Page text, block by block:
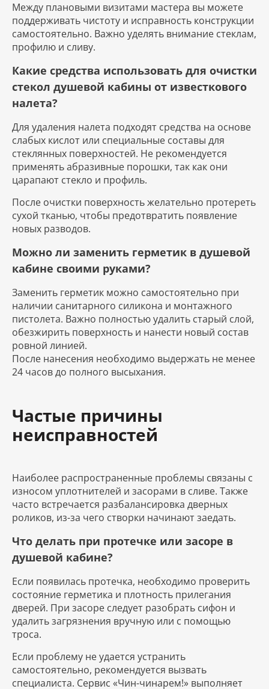
Между плановыми визитами мастера вы можете
поддерживать чистоту и исправность конструкции
самостоятельно. Важно уделять внимание стеклам,
профилю и сливу.
Какие средства использовать для очистки
стекол душевой кабины от известкового
налета?
Для удаления налета подходят средства на основе
слабых кислот или специальные составы для
стеклянных поверхностей. Не рекомендуется
применять абразивные порошки, так как они
царапают стекло и профиль.
После очистки поверхность желательно протереть
сухой тканью, чтобы предотвратить появление
новых разводов.
Можно ли заменить герметик в душевой
кабине своими руками?
Заменить герметик можно самостоятельно при
наличии санитарного силикона и монтажного
пистолета. Важно полностью удалить старый слой,
обезжирить поверхность и нанести новый состав
ровной линией.
После нанесения необходимо выдержать не менее
24 часов до полного высыхания.
Частые причины
неисправностей
Наиболее распространенные проблемы связаны с
износом уплотнителей и засорами в сливе. Также
часто встречается разбалансировка дверных
роликов, из-за чего створки начинают заедать.
Что делать при протечке или засоре в
душевой кабине?
Если появилась протечка, необходимо проверить
состояние герметика и плотность прилегания
дверей. При засоре следует разобрать сифон и
удалить загрязнения вручную или с помощью
троса.
Если проблему не удается устранить
самостоятельно, рекомендуется вызвать
специалиста. Сервис «Чин-чинарем!» выполняет